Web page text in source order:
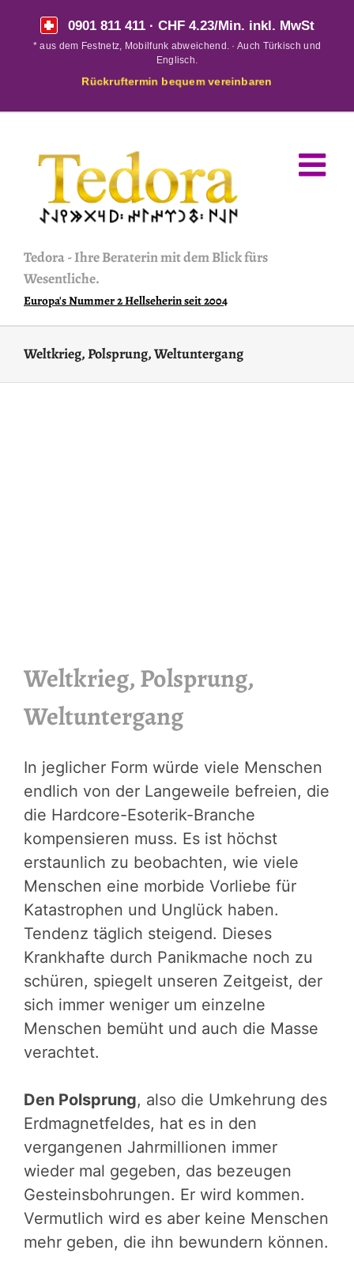
0901 811 411· CHF 4.23/Min. inkl. MwSt
* aus dem Festnetz, Mobilfunk abweichend. · Auch Türkisch und
Englisch.
Rückruftermin bequem vereinbaren
Tedora-Ihre Beraterin mit dem Blick fürs
Wesentliche.
Europa's Nummer 2 Hellseherin seit 2004
Weltkrieg, Polsprung, Weltuntergang
Weltkrieg, Polsprung,
Weltuntergang
In jeglicher Form würde viele Menschen
endlich von der Langeweile befreien, die
die Hardcore-Esoterik-Branche
kompensieren muss. Es ist höchst
erstaunlich zu beobachten, wie viele
Menschen eine morbide Vorliebe für
Katastrophen und Unglück haben.
Tendenz täglich steigend. Dieses
Krankhafte durch Panikmache noch zu
schüren, spiegelt unseren Zeitgeist, der
sich immer weniger um einzelne
Menschen bemüht und auch die Masse
verachtet.
Den Polsprung, also die Umkehrung des
Erdmagnetfeldes, hat es in den
vergangenen Jahrmillionen immer
wieder mal gegeben, das bezeugen
Gesteinsbohrungen. Er wird kommen.
Vermutlich wird es aber keine Menschen
mehr geben, die ihn bewundern können.